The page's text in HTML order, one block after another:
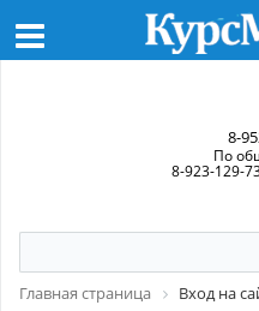
8-
По
8-923-129-
Главная страница Вход на